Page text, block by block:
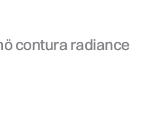
contura radiance